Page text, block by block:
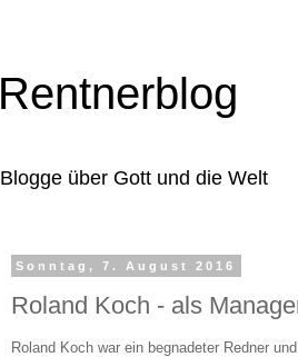
Rentnerblog
Blogge über Gott und die Welt
Sonntag, 7. August 2016
Roland Koch - als
Roland Koch war ein begnadeter Redner